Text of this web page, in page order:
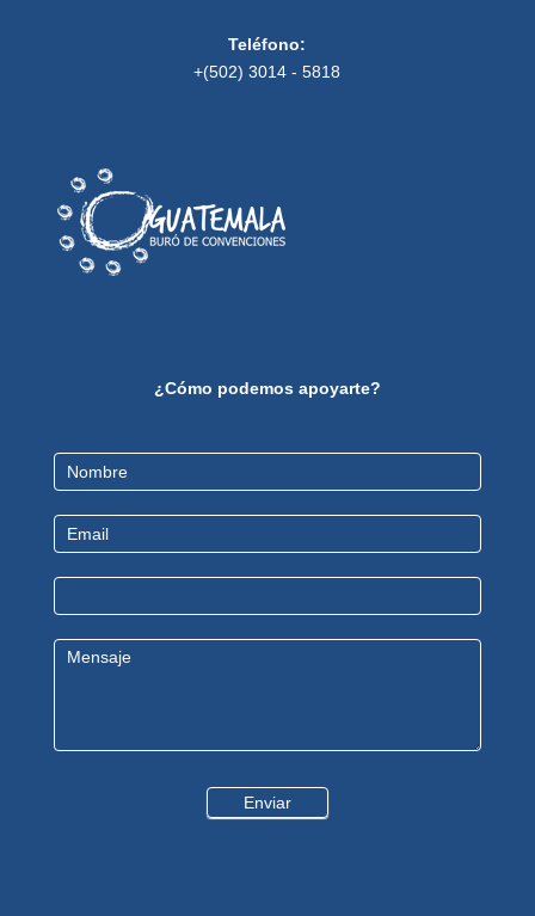
Teléfono:
+(502) 3014 - 5818
¿Cómo podemos apoyarte?
Contact
Us
Enviar